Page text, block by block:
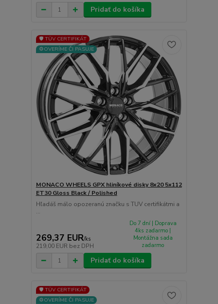
Pridať do košíka
🛡️ TÜV CERTIFIKÁT
⚙️OVERÍME ČI PASUJE
MONACO WHEELS GPX hliníkové disky 8x20 5x112
ET30 Gloss Black / Polished
Hľadáš málo opozeranú značku s TUV certifikátmi a
...
269,37 EUR/ks
219,00 EUR bez DPH
Do 7 dní | Doprava
4ks zadarmo |
Montážna sada
zadarmo
Pridať do košíka
🛡️ TÜV CERTIFIKÁT
⚙️OVERÍME ČI PASUJE